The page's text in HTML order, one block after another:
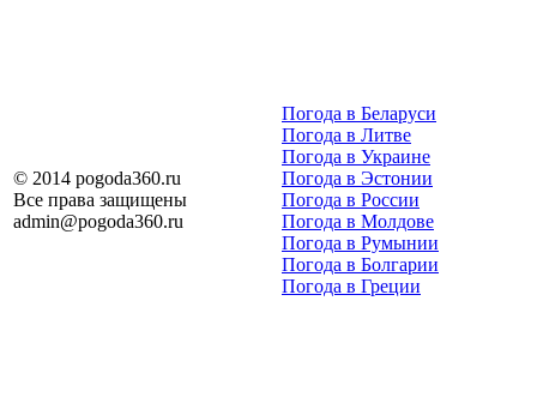
© 2014 pogoda360.ru
Все права защищены
admin@pogoda360.ru
Погода в Беларуси
Погода в Литве
Погода в Украине
Погода в Эстонии
Погода в России
Погода в Молдове
Погода в Румынии
Погода в Болгарии
Погода в Греции